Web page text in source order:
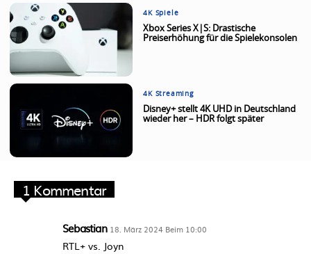
4K Spiele
Xbox Series X|S: Drastische
Preiserhöhung für die Spielekonsolen
4K Streaming
Disney+ stellt 4K UHD in Deutschland
wieder her – HDR folgt später
1 Kommentar
Sebastian 18. März 2024 Beim 10:00
RTL+ vs. Joyn